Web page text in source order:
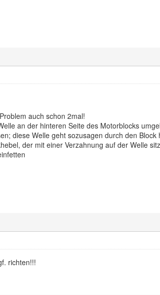
auch schon 2mal!
an der hinteren Seite des Motorblocks
diese Welle geht sozusagen durch den Block
der mit einer Verzahnung auf der Welle
richten!!!